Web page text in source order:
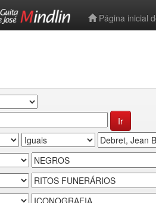
Página inicial